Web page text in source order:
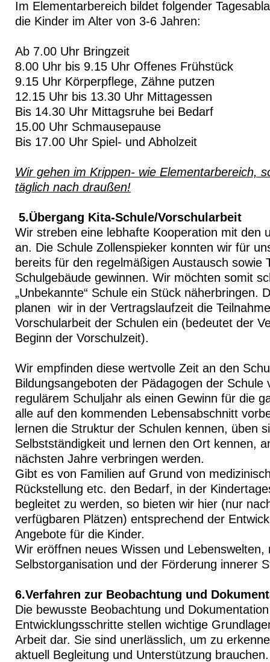
Im Elementarbereich bildet folgender
die Kinder im Alter von 3-6 Jahren:
Ab 7.00 Uhr Bringzeit
8.00 Uhr bis 9.15 Uhr Offenes Frühstück
9.15 Uhr Körperpflege, Zähne putzen
12.15 Uhr bis 13.30 Uhr Mittagessen
Bis 14.30 Uhr Mittagsruhe bei Bedarf
15.00 Uhr Schmausepause
Bis 17.00 Uhr Spiel- und
Wir gehen im Krippen- wie Elementarbereich,
täglich nach draußen!
5.Übergang Kita-Schule/Vorschularbeit
Wir streben eine lebhafte Kooperation mit den
an. Die Schule Zollenspieker konnten wir für
bereits für den regelmäßigen Austausch sowie
Schulgebäude gewinnen. Wir möchten somit
„Unbekannte“ Schule ein Stück näherbringen.
planen wir in der Vertragslaufzeit die
Vorschularbeit der Schulen ein (bedeutet der
Beginn der Vorschulzeit).
Wir empfinden diese wertvolle Zeit an den
Bildungsangeboten der Pädagogen der Schule
regulärem Schuljahr als einen Gewinn für die
alle auf den kommenden Lebensabschnitt
lernen die Struktur der Schulen kennen, üben
Selbstständigkeit und lernen den Ort kennen,
nächsten Jahre verbringen werden.
Gibt es von Familien auf Grund von
Rückstellung etc. den Bedarf, in der
begleitet zu werden, so bieten wir hier (nur
verfügbaren Plätzen) entsprechend der
Angebote für die Kinder.
Wir eröffnen neues Wissen und Lebenswelten,
Selbstorganisation und der Förderung innerer
6.Verfahren zur Beobachtung und
Die bewusste Beobachtung und
Entwicklungsschritte stellen wichtige
Arbeit dar. Sie sind unerlässlich, um zu
aktuell Begleitung und Unterstützung brauchen.